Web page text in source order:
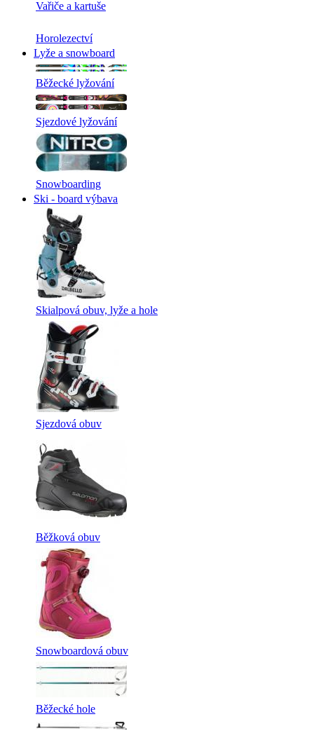
Vařiče a kartuše
Horolezectví
Lyže a snowboard
Běžecké lyžování
Sjezdové lyžování
Snowboarding
Ski - board výbava
Skialpová obuv, lyže a hole
Sjezdová obuv
Běžková obuv
Snowboardová obuv
Běžecké hole